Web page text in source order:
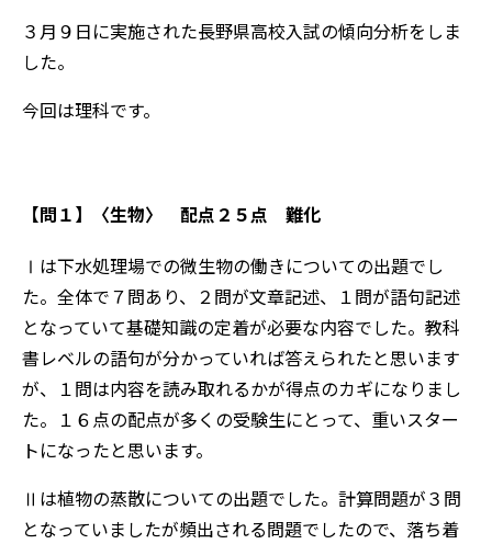
３月９日に実施された長野県高校入試の傾向分析をしま
した。
今回は理科です。
【問１】
〈生物〉 配点２５点 難化
Ⅰは下水処理場での微生物の働きについての出題でし
た。全体で７問あり、２問が文章記述、１問が語句記述
となっていて基礎知識の定着が必要な内容でした。教科
書レベルの語句が分かっていれば答えられたと思います
が、１問は内容を読み取れるかが得点のカギになりまし
た。１６点の配点が多くの受験生にとって、重いスター
トになったと思います。
Ⅱは植物の蒸散についての出題でした。計算問題が３問
となっていましたが頻出される問題でしたので、落ち着